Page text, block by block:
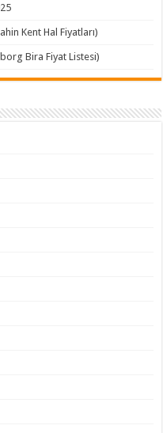
Kent Hal Fiyatları)
Bira Fiyat Listesi)